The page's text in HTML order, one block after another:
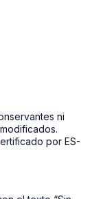
ni
por ES-